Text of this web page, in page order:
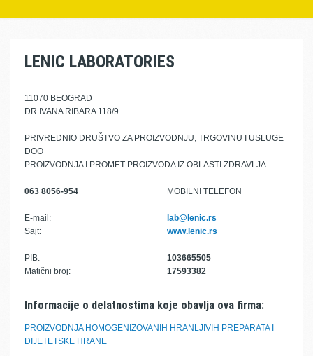
LENIC LABORATORIES
11070 BEOGRAD
DR IVANA RIBARA 118/9
PRIVREDNIO DRUŠTVO ZA PROIZVODNJU, TRGOVINU I USLUGE
DOO
PROIZVODNJA I PROMET PROIZVODA IZ OBLASTI ZDRAVLJA
063 8056-954 MOBILNI TELEFON
E-mail:
lab@lenic.rs
Sajt:
www.lenic.rs
PIB:
103665505
Matični broj:
17593382
Informacije o delatnostima koje obavlja ova firma:
PROIZVODNJA HOMOGENIZOVANIH HRANLJIVIH PREPARATA I
DIJETETSKE HRANE